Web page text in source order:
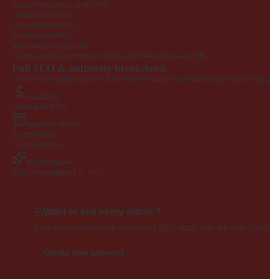
opalcoffeeroaster.com$2,550
yfitness.com$568
vision-ca.org$1,501
growlive.com$425
surahalmulk.net$2,550
Source: public secondary-market sales feed. Prices in USD.
Full SEO & authority breakdown
Verified from public sources at the time of listing. Some advanced metrics
Valuation
Listed price$195
Wayback archive
Snapshots 107
First seen2009
Brand signals
EXD NameAppeal 4.0 · Fair
Want to see every metric?
Free account unlocks advanced SEO data, side-by-side
Create free account